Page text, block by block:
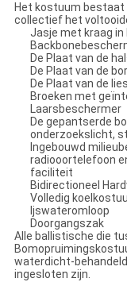
Het kostuum bestaat
collectief het
Jasje met kraag in
De Plaat van de
De Plaat van de
De Plaat van de
Broeken met
Laarsbeschermer
De gepantserde
onderzoekslicht,
Ingebouwd
radiooortelefoon
faciliteit
Bidirectioneel
Volledig
Ijswateromloop
Doorgangszak
Alle ballistische die
waterdicht-
ingesloten zijn.